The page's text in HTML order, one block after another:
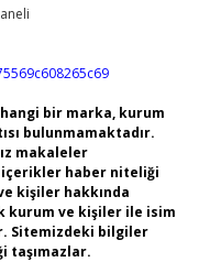
bir marka, kurum
bulunmamaktadır.
makaleler
içerikler haber niteliği
kişiler hakkında
kurum ve kişiler ile isim
Sitemizdeki bilgiler
taşımazlar.